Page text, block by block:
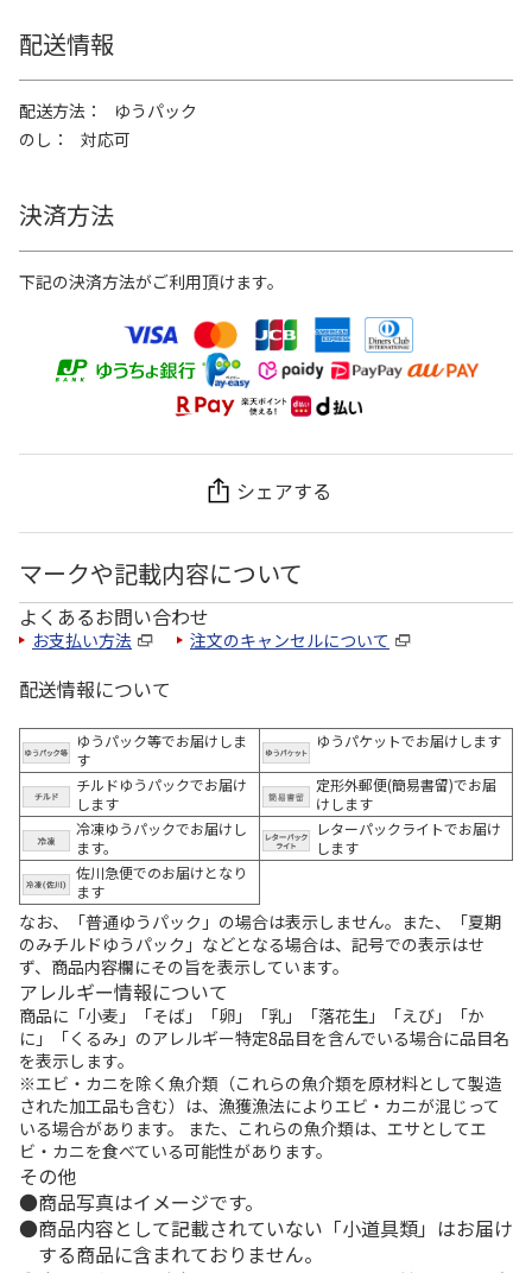
配送情報
配送方法
ゆうパック
のし
対応可
決済方法
下記の決済方法がご利用頂けます。
シェアする
マークや記載内容について
よくあるお問い合わせ
お支払い方法 注文のキャンセルについて
配送情報について
ゆうパック等でお届けしま
す
ゆうパケットでお届けします
チルドゆうパックでお届け
します
定形外郵便(簡易書留)でお届
けします
冷凍ゆうパックでお届けし
ます。
レターパックライトでお届け
します
佐川急便でのお届けとなり
ます
なお、「普通ゆうパック」の場合は表示しません。また、「夏期
のみチルドゆうパック」などとなる場合は、記号での表示はせ
ず、商品内容欄にその旨を表示しています。
アレルギー情報について
商品に「小麦」「そば」「卵」「乳」「落花生」「えび」「か
に」「くるみ」のアレルギー特定8品目を含んでいる場合に品目名
を表示します。
※エビ・カニを除く魚介類（これらの魚介類を原材料として製造
された加工品も含む）は、漁獲漁法によりエビ・カニが混じって
いる場合があります。 また、これらの魚介類は、エサとしてエ
ビ・カニを食べている可能性があります。
その他
商品写真はイメージです。
商品内容として記載されていない「小道具類」はお届け
する商品に含まれておりません。